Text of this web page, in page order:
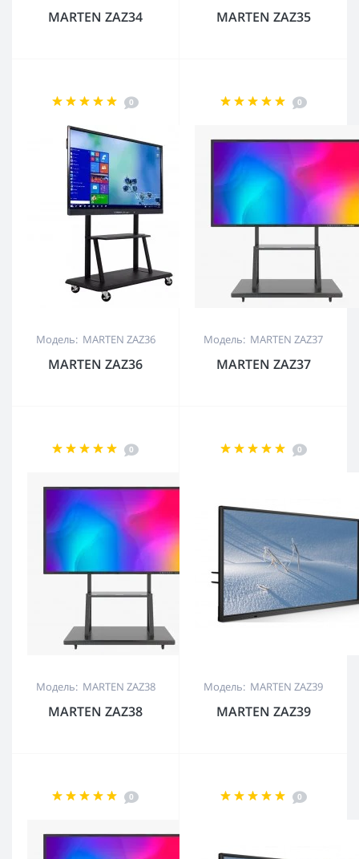
MARTEN ZAZ34 MARTEN ZAZ35
0
Модель: MARTEN ZAZ36
MARTEN ZAZ36
0
Модель: MARTEN ZAZ37
MARTEN ZAZ37
0
Модель: MARTEN ZAZ38
MARTEN ZAZ38
0
Модель: MARTEN ZAZ39
MARTEN ZAZ39
0 0